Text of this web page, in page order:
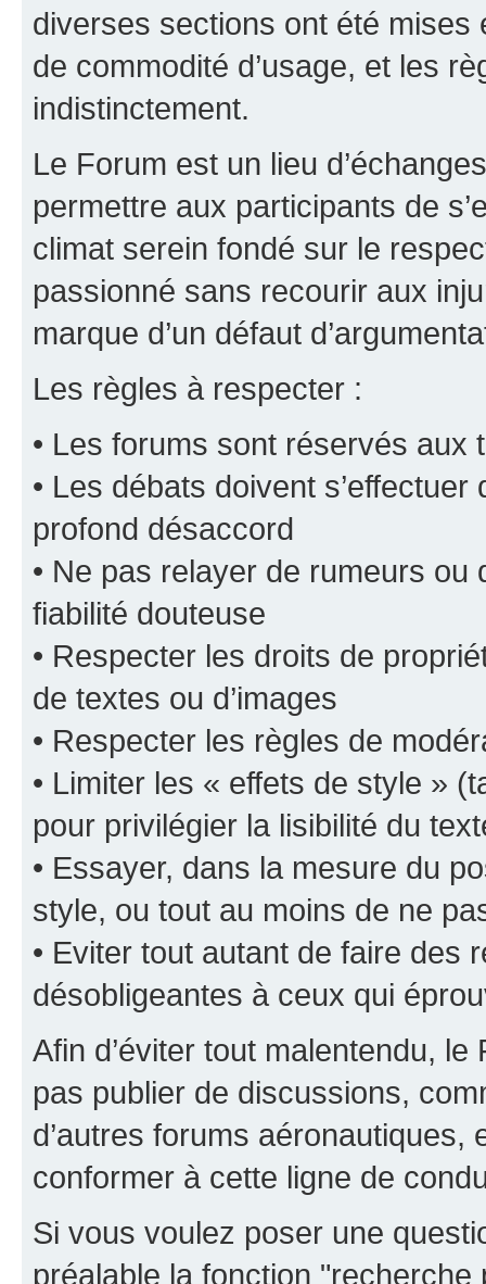
diverses sections ont été
de commodité d’usage, et les
indistinctement.
Le Forum est un lieu
permettre aux participants de
climat serein fondé sur le
passionné sans recourir aux
marque d’un défaut
Les règles à respecter :
• Les forums sont réservés aux
• Les débats doivent
profond désaccord
• Ne pas relayer de rumeurs ou
fiabilité douteuse
• Respecter les droits de
de textes ou d’images
• Respecter les règles de
• Limiter les « effets de style »
pour privilégier la lisibilité du
• Essayer, dans la mesure du
style, ou tout au moins de ne
• Eviter tout autant de faire des
désobligeantes à ceux qui
Afin d’éviter tout malentendu,
pas publier de discussions,
d’autres forums
conformer à cette ligne de
Si vous voulez poser une
préalable la fonction